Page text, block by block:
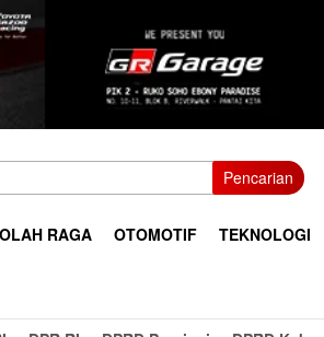
Pencarian
OLAH RAGA OTOMOTIF TEKNOLOGI